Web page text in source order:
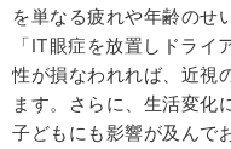
を単なる疲れや年齢のせ
「IT眼症を放置しドライ
性が損なわれれば、近視
ます。さらに、生活変化
子どもにも影響が及んで